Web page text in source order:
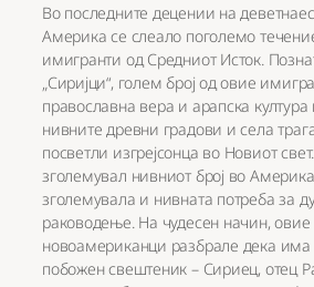
Во последните децении на
Америка се слеало поголемо
имигранти од Средниот Исток.
„Сиријци“, голем број од овие
православна вера и арапска
нивните древни градови и села
посветли изгрејсонца во Новиот
зголемувал нивниот број во
зголемувала и нивната потреба за
раководење. На чудесен начин, овие
новоамериканци разбрале дека има
побожен свештеник – Сириец, отец